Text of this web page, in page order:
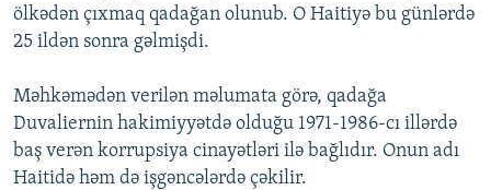
ARAŞDIRMA
VIDEO
FOTOQALEREYA
İNFOQRAFIKA
RADIO ARXIV
AZƏRBAYCAN ƏDƏBIYYATI KITABXANASI
HAQQIMIZDA
MISSIYAMIZ
ölkədən çıxmaq qadağan olunub. O Haitiyə bu günlərdə
25 ildən sonra gəlmişdi.
Məhkəmədən verilən məlumata görə, qadağa
Duvaliernin hakimiyyətdə olduğu 1971-1986-cı illərdə
baş verən korrupsiya cinayətləri ilə bağlıdır. Onun adı
Haitidə həm də işgəncələrdə çəkilir.